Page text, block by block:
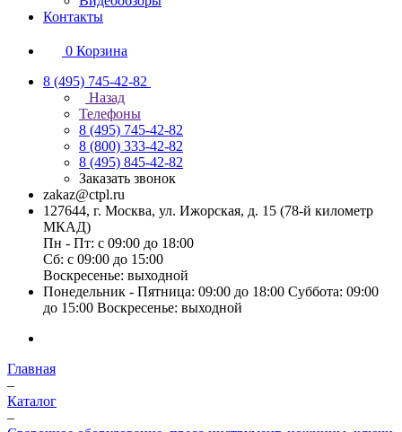
Контакты
0 Корзина
8 (495) 745-42-82
Назад
Телефоны
8 (495) 745-42-82
8 (800) 333-42-82
8 (495) 845-42-82
Заказать звонок
zakaz@ctpl.ru
127644, г. Москва, ул. Ижорская, д. 15 (78-й километр
МКАД)
Пн - Пт: с 09:00 до 18:00
Сб: с 09:00 до 15:00
Воскресенье: выходной
Понедельник - Пятница: 09:00 до 18:00 Суббота: 09:00
до 15:00 Воскресенье: выходной
Главная
–
Каталог
–